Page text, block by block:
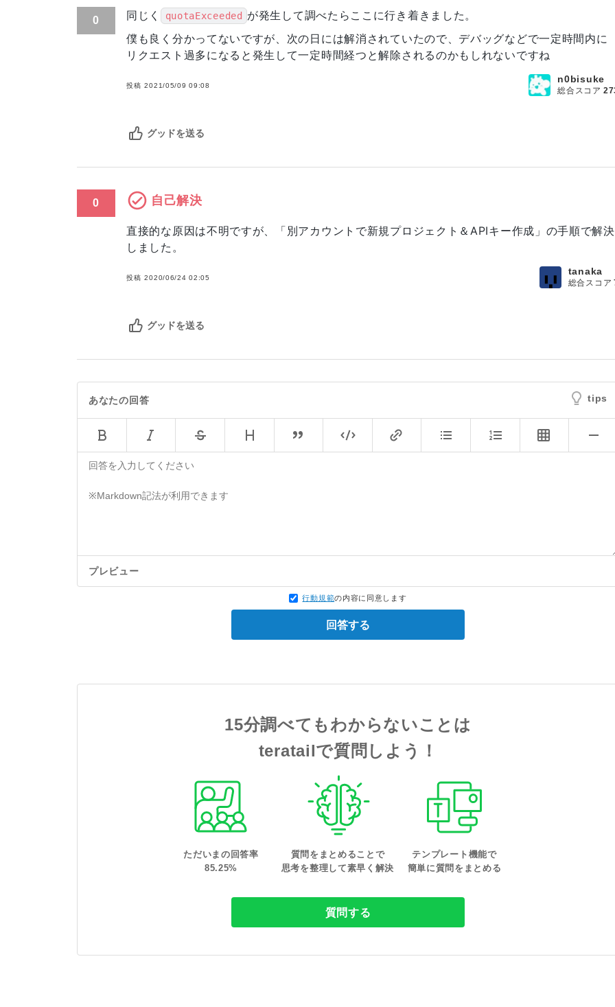
0 同じく quotaExceeded
が発生して調べたらここに行き着きました。
僕も良く分かってないですが、次の日には解消されていたので、デバッグなどで一定時間内に
リクエスト過多になると発生して一定時間経つと解除されるのかもしれないですね
投稿 2021/05/09 09:08
n0bisuke
総合スコア
グッドを送る
0 自己解決
直接的な原因は不明ですが、「別アカウントで新規プロジェクト＆APIキー作成」の手順で解決
しました。
投稿 2020/06/24 02:05
tanaka
総合スコア
グッドを送る
あなたの回答 tips
プレビュー
行動規範の内容に同意します
回答する
15分調べてもわからないことは
teratailで質問しよう！
ただいまの回答率
85.25%
質問をまとめることで
思考を整理して素早く解決
テンプレート機能で
簡単に質問をまとめる
質問する